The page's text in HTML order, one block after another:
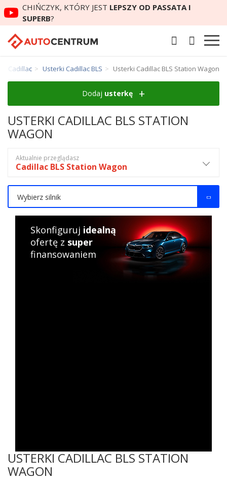
CHIŃCZYK, KTÓRY JEST LEPSZY OD PASSATA I
SUPERB?
Cadillac Usterki Cadillac BLS Usterki Cadillac BLS Station Wagon
USTERKI CADILLAC BLS STATION
WAGON
Dodaj usterkę
USTERKI CADILLAC BLS STATION
WAGON
Aktualnie przeglądasz
Cadillac BLS Station Wagon
Wybierz silnik
Skonfiguruj idealną
ofertę z super
finansowaniem